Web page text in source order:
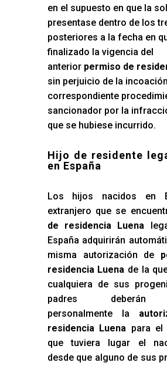
en el supuesto en que la
presentase dentro de los
posteriores a la fecha en
finalizado la vigencia del
anterior permiso de
sin perjuicio de la
correspondiente
sancionador por la
que se hubiese incurrido.
Hijo de residente
en España
Los hijos nacidos en
extranjero que se
de residencia Luena
España adquirirán
misma autorización de
residencia Luena de la
cualquiera de sus
padres deberán
personalmente la
residencia Luena para el
que tuviera lugar el
desde que alguno de sus